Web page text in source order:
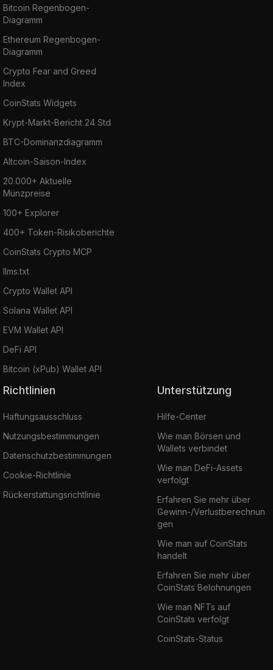
Bitcoin Regenbogen-
Diagramm
Ethereum Regenbogen-
Diagramm
Crypto Fear and Greed
Index
CoinStats Widgets
Krypt-Markt-Bericht 24 Std
BTC-Dominanzdiagramm
Altcoin-Saison-Index
20.000+ Aktuelle
Münzpreise
100+ Explorer
400+ Token-Risikoberichte
CoinStats Crypto MCP
llms.txt
Crypto Wallet API
Solana Wallet API
EVM Wallet API
DeFi API
Bitcoin (xPub) Wallet API
Richtlinien
Haftungsausschluss
Nutzungsbestimmungen
Datenschutzbestimmungen
Cookie-Richtlinie
Rückerstattungsrichtlinie
Unterstützung
Hilfe-Center
Wie man Börsen und
Wallets verbindet
Wie man DeFi-Assets
verfolgt
Erfahren Sie mehr über
Gewinn-/Verlustberechnun
gen
Wie man auf CoinStats
handelt
Erfahren Sie mehr über
CoinStats Belohnungen
Wie man NFTs auf
CoinStats verfolgt
CoinStats-Status